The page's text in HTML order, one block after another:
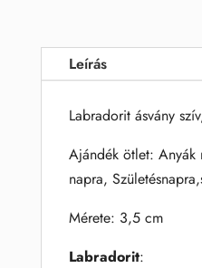
Leírás
Labradorit ásvány
Ajándék ötlet: Anyák
napra,
Mérete: 3,5 cm
Labradorit: